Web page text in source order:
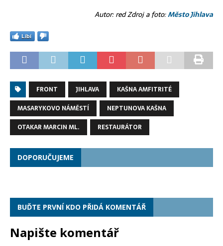
Autor: red Zdroj a foto:Město Jihlava
Líbí
FRONT JIHLAVA
KAŠNA AMFITRITÉ
MASARYKOVO NÁMĚSTÍ
NEPTUNOVA KAŠNA
OTAKAR MARCIN ML.
RESTAURÁTOR
DOPORUČUJEME
BUĎTE PRVNÍ KDO PŘIDÁ KOMENTÁŘ
Napište komentář